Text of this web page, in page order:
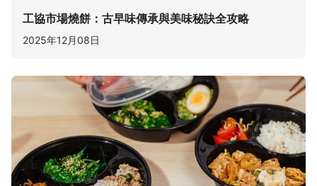
工協市場燒餅：古早味傳承與美味秘訣全攻略
2025年12月08日